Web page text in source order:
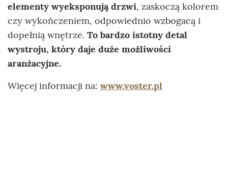
elementy wyeksponują drzwi, zaskoczą kolorem
czy wykończeniem, odpowiednio wzbogacą i
dopełnią wnętrze. To bardzo istotny detal
wystroju, który daje duże możliwości
aranżacyjne.
Więcej informacji na: www.voster.pl